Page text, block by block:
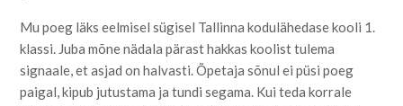
Mu poeg läks eelmisel sügisel Tallinna kodulähedase kooli 1.
klassi. Juba mõne nädala pärast hakkas koolist tulema
signaale, et asjad on halvasti. Õpetaja sõnul ei püsi poeg
paigal, kipub jutustama ja tundi segama. Kui teda korrale